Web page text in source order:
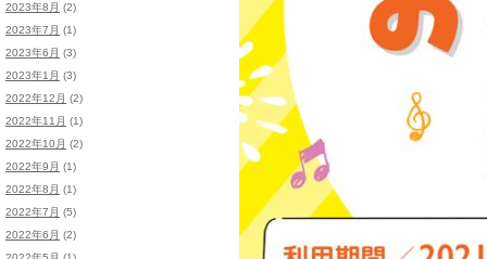
2023年8月 (2)
2023年7月 (1)
2023年6月 (3)
2023年1月 (3)
2022年12月 (2)
2022年11月 (1)
2022年10月 (2)
2022年9月 (1)
2022年8月 (1)
2022年7月 (5)
2022年6月 (2)